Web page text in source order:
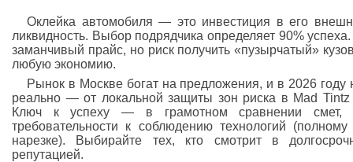
Оклейка автомобиля — это инвестиция в его
ликвидность. Выбор подрядчика определяет 90%
заманчивый прайс, но риск получить «пузырчатый»
любую экономию.
Рынок в Москве богат на предложения, и в 2026
реально — от локальной защиты зон риска в Mad Tintz
Ключ к успеху — в грамотном сравнении смет,
требовательности к соблюдению технологий
нарезке). Выбирайте тех, кто смотрит в
репутацией.